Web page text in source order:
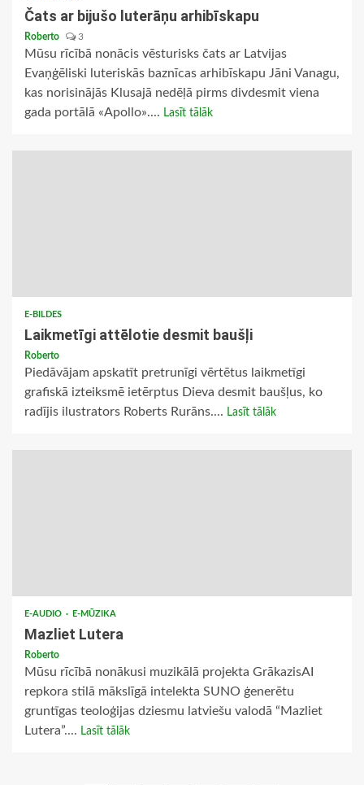
Čats ar bijušo luterāņu arhibīskapu
Roberto 3
Mūsu rīcībā nonācis vēsturisks čats ar Latvijas
Evaņģēliski luteriskās baznīcas arhibīskapu Jāni Vanagu,
kas norisinājās Klusajā nedēļā pirms divdesmit viena
gada portālā «Apollo».... Lasīt tālāk
E-BILDES
Laikmetīgi attēlotie desmit baušļi
Roberto
Piedāvājam apskatīt pretrunīgi vērtētus laikmetīgi
grafiskā izteiksmē ietērptus Dieva desmit baušļus, ko
radījis ilustrators Roberts Rurāns.... Lasīt tālāk
E-AUDIO E-MŪZIKA
Mazliet Lutera
Roberto
Mūsu rīcībā nonākusi muzikālā projekta GrākazisAI
repkora stilā mākslīgā intelekta SUNO ģenerētu
gruntīgas teoloģijas dziesmu latviešu valodā “Mazliet
Lutera”.... Lasīt tālāk